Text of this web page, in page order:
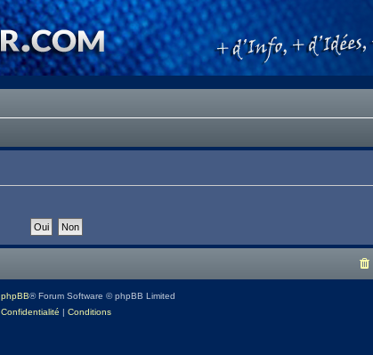
phpBB® Forum Software © phpBB Limited
Confidentialité | Conditions